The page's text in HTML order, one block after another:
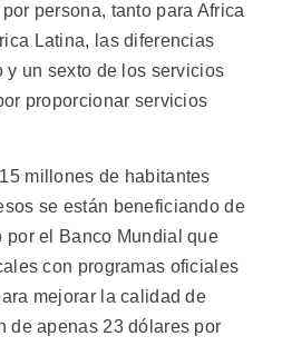
persona, tanto para Africa
Latina, las diferencias
y un sexto de los servicios
proporcionar servicios
millones de habitantes
se están beneficiando de
por el Banco Mundial que
con programas oficiales
mejorar la calidad de
de apenas 23 dólares por